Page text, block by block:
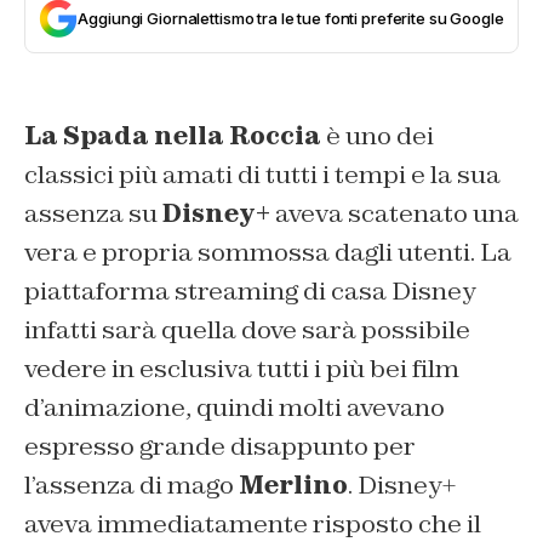
Aggiungi Giornalettismo tra le tue fonti preferite su Google
La Spada nella Roccia è uno dei
classici più amati di tutti i tempi e la sua
assenza suDisney+ aveva scatenato una
vera e propria sommossa dagli utenti. La
piattaforma streaming di casa Disney
infatti sarà quella dove sarà possibile
vedere in esclusiva tutti i più bei film
d’animazione, quindi molti avevano
espresso grande disappunto per
l’assenza di mago Merlino. Disney+
aveva immediatamente risposto che il